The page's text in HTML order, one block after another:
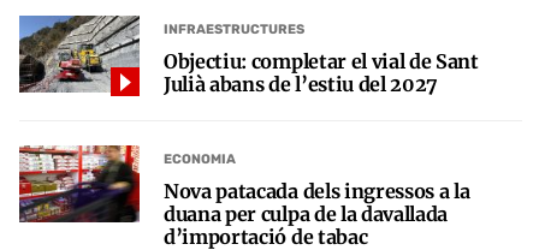
INFRAESTRUCTURES
Objectiu: completar el vial de Sant
Julià abans de l’estiu del 2027
ECONOMIA
Nova patacada dels ingressos a la
duana per culpa de la davallada
d’importació de tabac